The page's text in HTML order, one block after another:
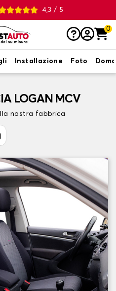
4,3 / 5
0
Installazione Foto
LOGAN MCV
nostra fabbrica